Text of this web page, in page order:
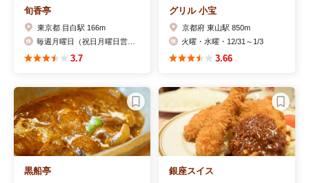
旬香亭
東京都 目白駅 166m
3.7
グリル 小宝
京都府 東山駅 850m
火曜・水曜・12/31～1/3
3.66
黒船亭 銀座スイス